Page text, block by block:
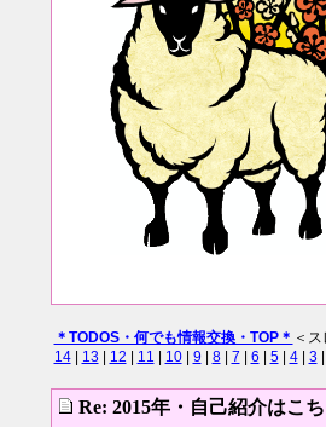
＊TODOS・何でも情報交換・TOP＊ ＜
14| 13 12 11 10| 9 8| 7 6 5| 4| 3
Re: 2015年・自己紹介はこ